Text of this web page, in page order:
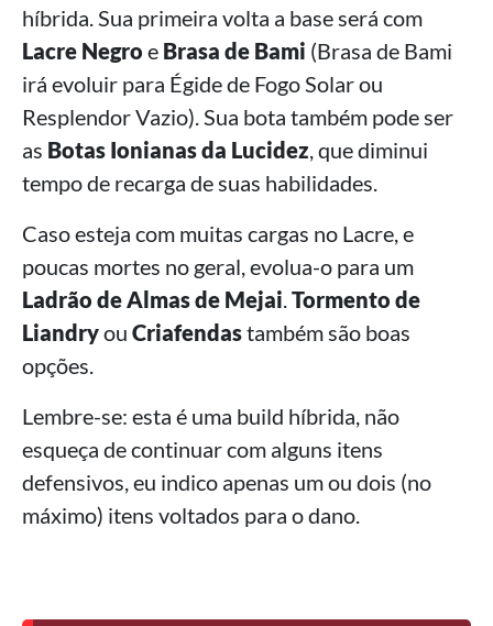
híbrida. Sua primeira volta a base será com
Lacre Negro e Brasa de Bami (Brasa de Bami
irá evoluir para Égide de Fogo Solar ou
Resplendor Vazio). Sua bota também pode ser
as Botas Ionianas da Lucidez , que diminui
tempo de recarga de suas habilidades.
Caso esteja com muitas cargas no Lacre, e
poucas mortes no geral, evolua-o para um
Ladrão de Almas de Mejai Tormento de
Liandryou Criafendastambém são boas
opções.
Lembre-se: esta é uma build híbrida, não
esqueça de continuar com alguns itens
defensivos, eu indico apenas um ou dois (no
máximo) itens voltados para o dano.